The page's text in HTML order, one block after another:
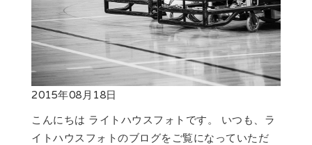
2015年08月18日
こんにちは ライトハウスフォトです。 いつも、ラ
イトハウスフォトのブログをご覧になっていただ